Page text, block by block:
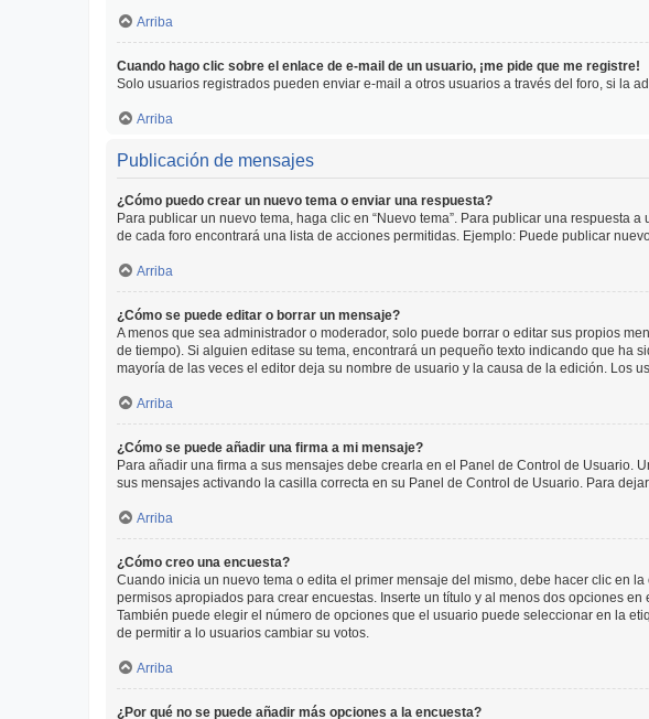
Arriba
Cuando hago clic sobre el enlace de e-mail de un usuario, ¡me pide que me registre!
Solo usuarios registrados pueden enviar e-mail a otros usuarios a través del foro, si la
Arriba
Publicación de mensajes
¿Cómo puedo crear un nuevo tema o enviar una respuesta?
Para publicar un nuevo tema, haga clic en “Nuevo tema”. Para publicar una respuesta
de cada foro encontrará una lista de acciones permitidas. Ejemplo: Puede publicar
Arriba
¿Cómo se puede editar o borrar un mensaje?
A menos que sea administrador o moderador, solo puede borrar o editar sus propios
de tiempo). Si alguien editase su tema, encontrará un pequeño texto indicando que ha
mayoría de las veces el editor deja su nombre de usuario y la causa de la edición. Los
Arriba
¿Cómo se puede añadir una firma a mi mensaje?
Para añadir una firma a sus mensajes debe crearla en el Panel de Control de Usuario.
sus mensajes activando la casilla correcta en su Panel de Control de Usuario. Para
Arriba
¿Cómo creo una encuesta?
Cuando inicia un nuevo tema o edita el primer mensaje del mismo, debe hacer clic en
permisos apropiados para crear encuestas. Inserte un título y al menos dos opciones
También puede elegir el número de opciones que el usuario puede seleccionar en la
de permitir a lo usuarios cambiar su votos.
Arriba
¿Por qué no se puede añadir más opciones a la encuesta?